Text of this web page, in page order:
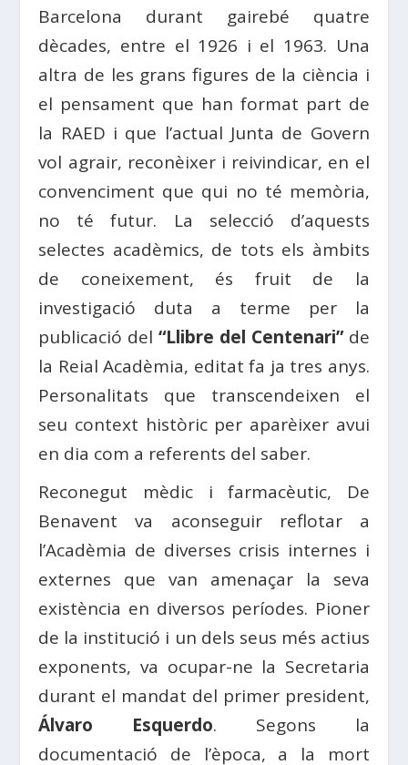
Barcelona durant gairebé quatre
dècades, entre el 1926 i el 1963. Una
altra de les grans figures de la ciència i
el pensament que han format part de
la RAED i que l’actual Junta de Govern
vol agrair, reconèixer i reivindicar, en el
convenciment que qui no té memòria,
no té futur. La selecció d’aquests
selectes acadèmics, de tots els àmbits
de coneixement, és fruit de la
investigació duta a terme per la
publicació del“Llibre del Centenari”de
la Reial Acadèmia, editat fa ja tres anys.
Personalitats que transcendeixen el
seu context històric per aparèixer avui
en dia com a referents del saber.
Reconegut mèdic i farmacèutic, De
Benavent va aconseguir reflotar a
l’Acadèmia de diverses crisis internes i
externes que van amenaçar la seva
existència en diversos períodes. Pioner
de la institució i un dels seus més actius
exponents, va ocupar-ne la Secretaria
durant el mandat del primer president,
Álvaro Esquerdo. Segons la
documentació de l’època, a la mort